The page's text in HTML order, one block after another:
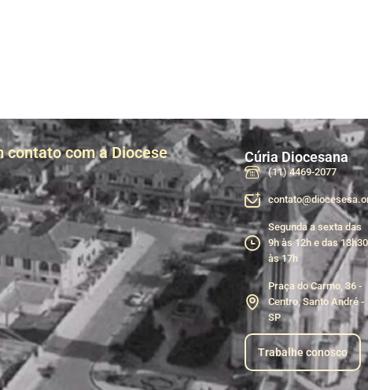
contato com a Diocese Cúria Diocesana
(11) 4469-2077
Segunda a sexta das
9h às 12h e das 13h30
às 17h
Praça do Carmo, 36 -
Centro, Santo André -
SP
Trabalhe conosco